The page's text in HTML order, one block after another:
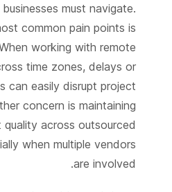
must navigate.
common pain points is
working with remote
time zones, delays or
can easily disrupt project
concern is maintaining
across outsourced
when multiple vendors
are involved.